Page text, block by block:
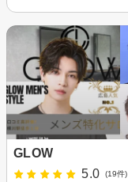
GLOW
5.0
(19件)